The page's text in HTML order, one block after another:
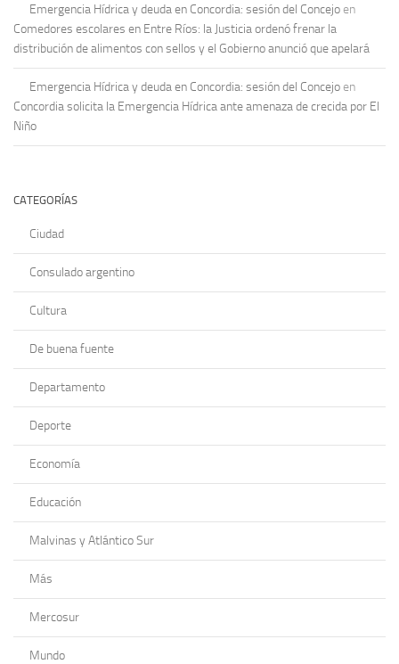
Emergencia Hídrica y deuda en Concordia: sesión del Concejo en
Comedores escolares en Entre Ríos: la Justicia ordenó frenar la
distribución de alimentos con sellos y el Gobierno anunció que apelará
Emergencia Hídrica y deuda en Concordia: sesión del Concejo en
Concordia solicita la Emergencia Hídrica ante amenaza de crecida por El
Niño
CATEGORÍAS
Ciudad
Consulado argentino
Cultura
De buena fuente
Departamento
Deporte
Economía
Educación
Malvinas y Atlántico Sur
Más
Mercosur
Mundo